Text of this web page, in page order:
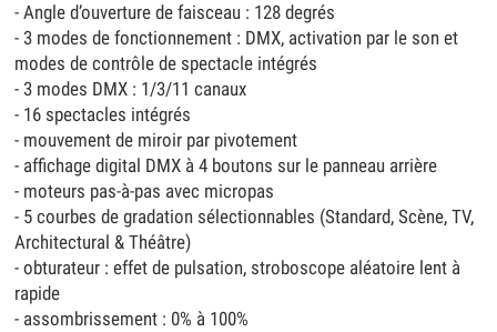
- Angle d’ouverture de faisceau : 128 degrés
- 3 modes de fonctionnement : DMX, activation par le son et
modes de contrôle de spectacle intégrés
- 3 modes DMX : 1/3/11 canaux
- 16 spectacles intégrés
- mouvement de miroir par pivotement
- affichage digital DMX à 4 boutons sur le panneau arrière
- moteurs pas-à-pas avec micropas
- 5 courbes de gradation sélectionnables (Standard, Scène, TV,
Architectural & Théâtre)
- obturateur : effet de pulsation, stroboscope aléatoire lent à
rapide
- assombrissement : 0% à 100%